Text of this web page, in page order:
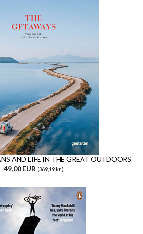
AND LIFE IN THE GREAT OUTDOORS
49,00 EUR (369,19 kn)